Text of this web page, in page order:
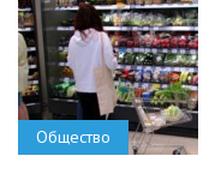
Общество